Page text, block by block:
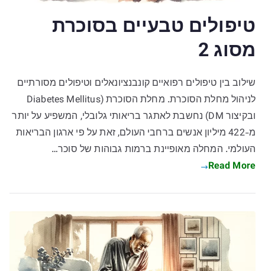
טיפולים טבעיים בסוכרת
מסוג 2
שילוב בין טיפולים רפואיים קונבנציונאלים וטיפולים מסורתיים
לניהול מחלת הסוכרת. מחלת הסוכרת (Diabetes Mellitus
ובקיצור DM) נחשבת לאתגר בריאותי גלובלי, המשפיע על יותר
מ-422 מיליון אנשים ברחבי העולם, זאת על פי ארגון הבריאות
העולמי. המחלה מאופיינת ברמות גבוהות של סוכר…
Read More